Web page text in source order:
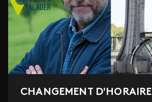
CHANGEMENT D'HORAIRE